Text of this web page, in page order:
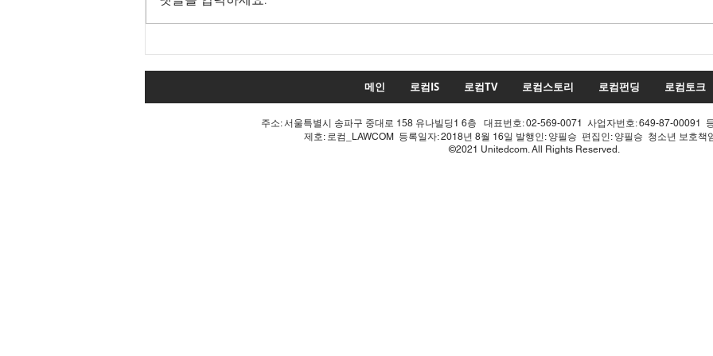
깨진 개헌의 꿈
개헌', 의장 실언 한 방에 완전
침몰!
'제
몰
메인 로컴IS 로컴TV 로컴스토리 로컴펀딩 로컴토크
주소: 서울특별시 송파구 중대로 158 유나빌딩1 6층 대표번호: 02-569-0071 사업자번호: 649-87-00091
제호: 로컴_LAWCOM 등록일자: 2018년 8월 16일 발행인: 양필승 편집인: 양필승 청소년 보호
©2021 Unitedcom. All Rights Reserved.